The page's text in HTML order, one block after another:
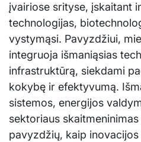
įvairiose srityse, įskaitant
technologijas,
vystymąsi. Pavyzdžiui,
integruoja išmaniąsias
infrastruktūrą, siekdami
kokybę ir efektyvumą.
sistemos, energijos
sektoriaus
pavyzdžių, kaip